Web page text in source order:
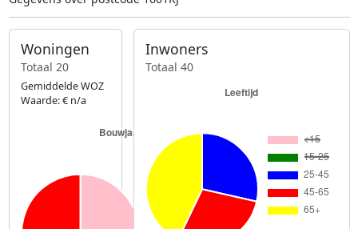
Woningen
Totaal 20
Gemiddelde WOZ
Waarde: € n/a
Inwoners
Totaal 40